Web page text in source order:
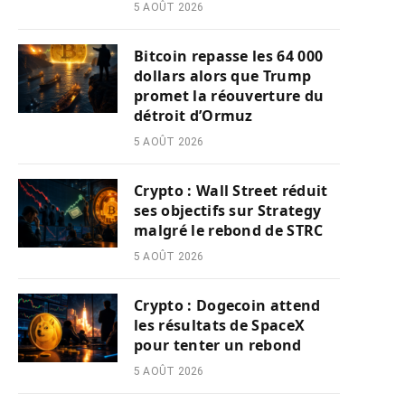
5 AOÛT 2026
Bitcoin repasse les 64 000
dollars alors que Trump
promet la réouverture du
détroit d’Ormuz
5 AOÛT 2026
Crypto : Wall Street réduit
ses objectifs sur Strategy
malgré le rebond de STRC
5 AOÛT 2026
Crypto : Dogecoin attend
les résultats de SpaceX
pour tenter un rebond
5 AOÛT 2026